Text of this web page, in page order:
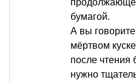
бумагой.
А вы
мёртвом
после
нужно